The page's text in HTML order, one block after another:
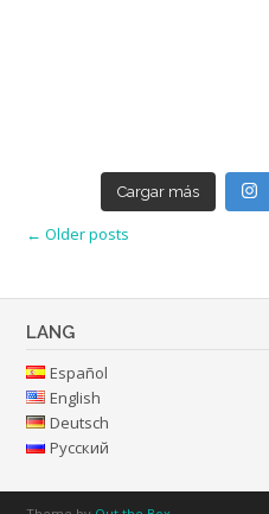
Cargar más
Posts
← Older posts
LANG
Español
English
Deutsch
Русский